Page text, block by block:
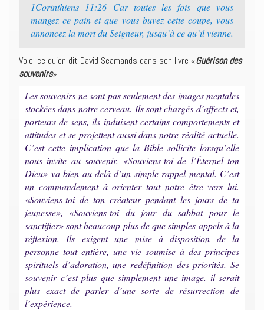
1Corinthiens 11:26 Car toutes les fois que vous
mangez ce pain et que vous buvez cette coupe, vous
annoncez la mort du Seigneur, jusqu’à ce qu’il vienne.
Voici ce qu’en dit David Seamands dans son livre «Guérison des
souvenirs»
Les souvenirs ne sont pas seulement des images mentales
stockées dans notre cerveau. Ils sont chargés d’affects et,
porteurs de sens, ils induisent certains comportements et
attitudes et se projettent aussi dans notre réalité actuelle.
C’est cette implication que la Bible sollicite lorsqu’elle
nous invite au souvenir. «Souviens-toi de l’Éternel ton
Dieu» va bien au-delà d’un simple rappel mental. C’est
un commandement à orienter tout notre être vers lui.
«Souviens-toi de ton créateur pendant les jours de ta
jeunesse», «Souviens-toi du jour du sabbat pour le
sanctifier» sont beaucoup plus de que simples appels à la
réflexion. Ils exigent une mise à disposition de la
personne tout entière, une vie soumise à des principes
spirituels d’adoration, une redéfinition des priorités. Se
souvenir c’est plus que simplement une image. il serait
plus exact de parler d’une sorte de résurrection de
l’expérience.